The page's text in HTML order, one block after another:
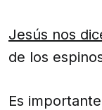
Jesús nos
de los
Es